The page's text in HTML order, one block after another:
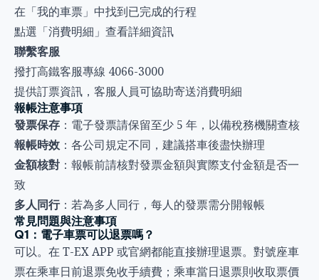
在「我的車票」中找到已完成的行程
點選「消費明細」查看詳細資訊
聯繫客服
撥打高鐵客服專線 4066-3000
提供訂票資訊，客服人員可協助寄送消費明細
報帳注意事項
發票保存 ：電子發票請保留至少 5 年，以備稅務機關查核
報帳時效 ：各公司規定不同，建議搭車後盡快辦理
金額核對 ：報帳前請核對發票金額與實際支付金額是否一
致
多人同行：若為多人同行，每人的發票需分開報帳
常見問題與注意事項
Q1：電子車票可以退票嗎？
可以。在 T-EX APP 或官網都能直接辦理退票。對號座車
票在乘車日前退票免收手續費；乘車當日退票則收取票價